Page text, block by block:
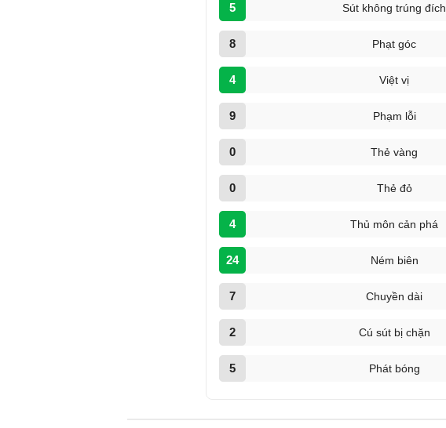
5 Sút không trúng đích
8 Phạt góc
4 Việt vị
9 Phạm lỗi
0 Thẻ vàng
0 Thẻ đỏ
4 Thủ môn cản phá
24 Ném biên
7 Chuyền dài
2 Cú sút bị chặn
5 Phát bóng